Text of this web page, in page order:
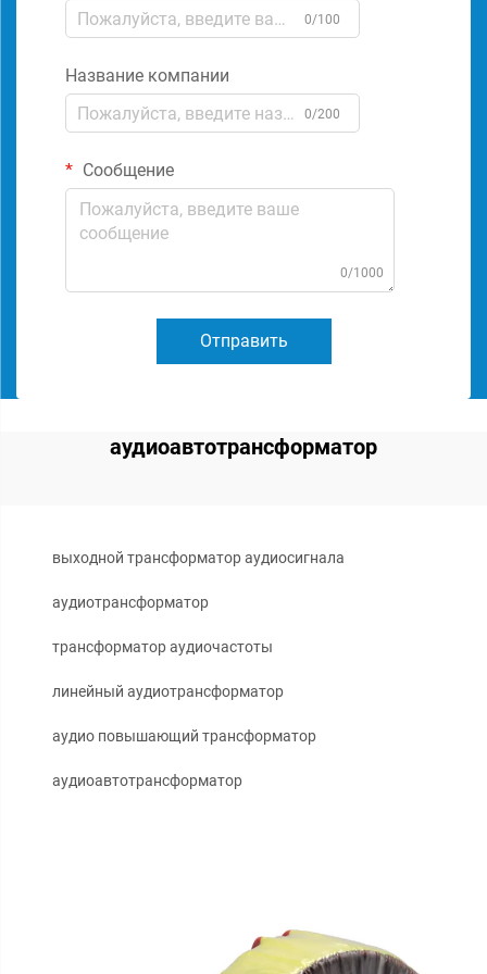
0/100
Название компании
0/200
Сообщение
0/1000
Отправить
аудиоавтотрансформатор
выходной трансформатор аудиосигнала
аудиотрансформатор
трансформатор аудиочастоты
линейный аудиотрансформатор
аудио повышающий трансформатор
аудиоавтотрансформатор